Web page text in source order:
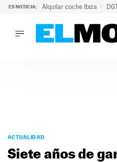
ES NOTICIA: Alquilar coche Ibiza
PODCAST
MOTOS
ACTUALIDAD
Siete años de